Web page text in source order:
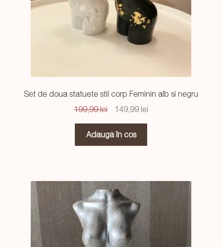
Set de doua statuete stil corp Feminin alb si negru
199,99lei
Prețul
a
fost:
149,99 leiPrețul
Adaugă în coș